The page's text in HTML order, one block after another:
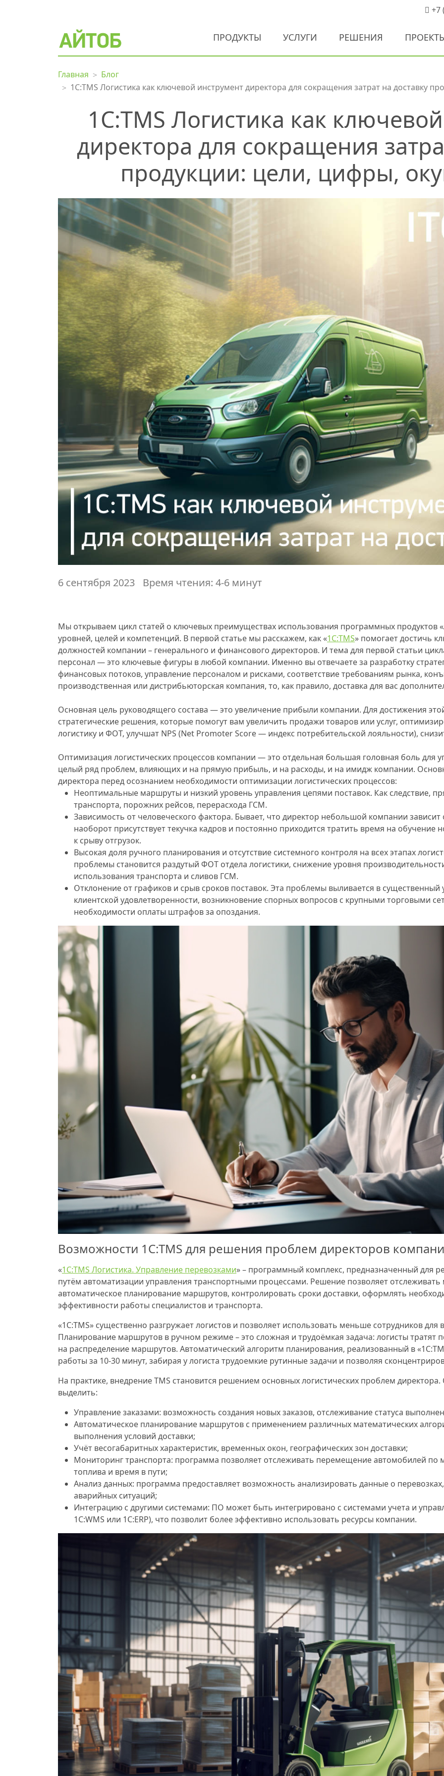
+7
ПРОДУКТЫ УСЛУГИ РЕШЕНИЯ
Главная
Блог
1С:TMS Логистика как ключевой инструмент директора для сокращения затрат на доставку
1С:TMS Логистика как
директора для сокращения
продукции: цели, цифры,
6 сентября 2023 Время чтения: 4-6 минут
Мы открываем цикл статей о ключевых преимуществах использования программных продуктов
уровней, целей и компетенций. В первой статье мы расскажем, как «1С:TMS» помогает достичь
должностей компании – генерального и финансового директоров. И тема для первой статьи
персонал — это ключевые фигуры в любой компании. Именно вы отвечаете за разработку
финансовых потоков, управление персоналом и рисками, соответствие требованиям рынка,
производственная или дистрибьюторская компания, то, как правило, доставка для вас
Основная цель руководящего состава — это увеличение прибыли компании. Для достижения
стратегические решения, которые помогут вам увеличить продажи товаров или услуг,
логистику и ФОТ, улучшат NPS (Net Promoter Score — индекс потребительской лояльности),
Оптимизация логистических процессов компании — это отдельная большая головная боль для
целый ряд проблем, влияющих и на прямую прибыль, и на расходы, и на имидж компании.
директора перед осознанием необходимости оптимизации логистических процессов:
Неоптимальные маршруты и низкий уровень управления цепями поставок. Как следствие,
транспорта, порожних рейсов, перерасхода ГСМ.
Зависимость от человеческого фактора. Бывает, что директор небольшой компании
наоборот присутствует текучка кадров и постоянно приходится тратить время на
к срыву отгрузок.
Высокая доля ручного планирования и отсутствие системного контроля на всех этапах
проблемы становится раздутый ФОТ отдела логистики, снижение уровня
использования транспорта и сливов ГСМ.
Отклонение от графиков и срыв сроков поставок. Эта проблемы выливается в
клиентской удовлетворенности, возникновение спорных вопросов с крупными торговыми
необходимости оплаты штрафов за опоздания.
Возможности 1С:TMS для решения проблем директоров
«1С:TMS Логистика. Управление перевозками» – программный комплекс, предназначенный для
путём автоматизации управления транспортными процессами. Решение позволяет отслеживать
автоматическое планирование маршрутов, контролировать сроки доставки, оформлять
эффективности работы специалистов и транспорта.
«1С:TMS» существенно разгружает логистов и позволяет использовать меньше сотрудников
Планирование маршрутов в ручном режиме – это сложная и трудоёмкая задача: логисты тратят
на распределение маршрутов. Автоматический алгоритм планирования, реализованный в
работы за 10-30 минут, забирая у логиста трудоемкие рутинные задачи и позволяя
На практике, внедрение TMS становится решением основных логистических проблем
выделить:
Управление заказами: возможность создания новых заказов, отслеживание статуса
Автоматическое планирование маршрутов с применением различных математических
выполнения условий доставки;
Учёт весогабаритных характеристик, временных окон, географических зон доставки;
Мониторинг транспорта: программа позволяет отслеживать перемещение автомобилей по
топлива и время в пути;
Анализ данных: программа предоставляет возможность анализировать данные о
аварийных ситуаций;
Интеграцию с другими системами: ПО может быть интегрировано с системами учета и
1С:WMS или 1C:ERP), что позволит более эффективно использовать ресурсы компании.